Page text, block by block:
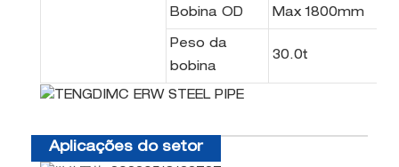
Bobina OD Max 1800mm
Peso da
bobina
30.0t
Aplicações do setor